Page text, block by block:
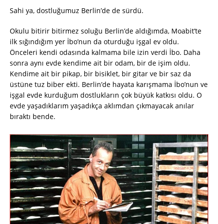
Sahi ya, dostluğumuz Berlin’de de sürdü.
Okulu bitirir bitirmez soluğu Berlin’de aldığımda, Moabit’te
ilk sığındığım yer İbo’nun da oturduğu işgal ev oldu.
Önceleri kendi odasında kalmama bile izin verdi İbo. Daha
sonra aynı evde kendime ait bir odam, bir de işim oldu.
Kendime ait bir pikap, bir bisiklet, bir gitar ve bir saz da
üstüne tuz biber ekti. Berlin’de hayata karışmama İbo’nun ve
işgal evde kurduğum dostlukların çok büyük katkısı oldu. O
evde yaşadıklarım yaşadıkça aklımdan çıkmayacak anılar
bıraktı bende.